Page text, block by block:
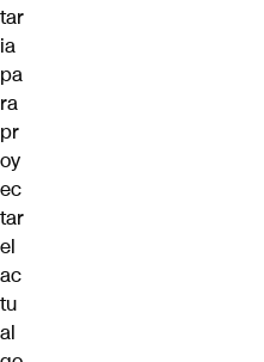
tar
ia
pa
ra
pr
oy
ec
tar
el
ac
tu
al